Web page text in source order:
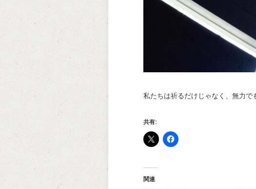
私たちは祈るだけじゃなく、無力で
共有:
関連